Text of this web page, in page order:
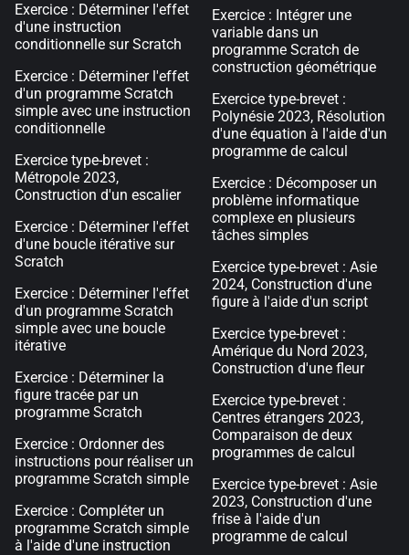
Exercice : Déterminer l'effet
d'une instruction
conditionnelle sur Scratch
Exercice : Déterminer l'effet
d'un programme Scratch
simple avec une instruction
conditionnelle
Exercice type-brevet :
Métropole 2023,
Construction d'un escalier
Exercice : Déterminer l'effet
d'une boucle itérative sur
Scratch
Exercice : Déterminer l'effet
d'un programme Scratch
simple avec une boucle
itérative
Exercice : Déterminer la
figure tracée par un
programme Scratch
Exercice : Ordonner des
instructions pour réaliser un
programme Scratch simple
Exercice : Compléter un
programme Scratch simple
à l'aide d'une instruction
Exercice : Intégrer une
variable dans un
programme Scratch de
construction géométrique
Exercice type-brevet :
Polynésie 2023, Résolution
d'une équation à l'aide d'un
programme de calcul
Exercice : Décomposer un
problème informatique
complexe en plusieurs
tâches simples
Exercice type-brevet : Asie
2024, Construction d'une
figure à l'aide d'un script
Exercice type-brevet :
Amérique du Nord 2023,
Construction d'une fleur
Exercice type-brevet :
Centres étrangers 2023,
Comparaison de deux
programmes de calcul
Exercice type-brevet : Asie
2023, Construction d'une
frise à l'aide d'un
programme de calcul